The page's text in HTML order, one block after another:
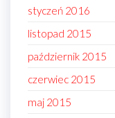
styczeń 2016
listopad 2015
październik 2015
czerwiec 2015
maj 2015